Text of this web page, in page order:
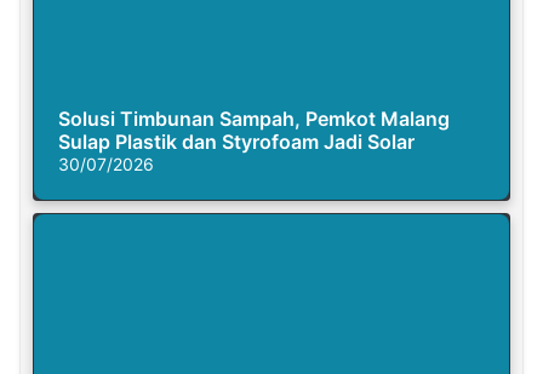
Solusi Timbunan Sampah, Pemkot Malang
Sulap Plastik dan Styrofoam Jadi Solar
30/07/2026